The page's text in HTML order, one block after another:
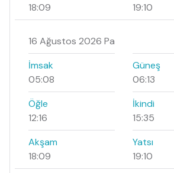
18:09
19:10
16 Ağustos 2026 Pa
İmsak
05:08
Güneş
06:13
Öğle
12:16
İkindi
15:35
Akşam
18:09
Yatsı
19:10